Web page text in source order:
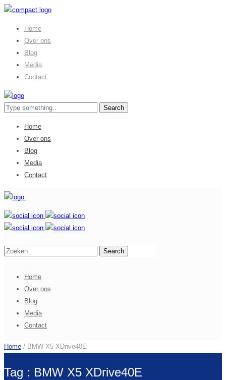
Home
Over ons
Blog
Media
Contact
Home
Over ons
Blog
Media
Contact
Home
Over ons
Blog
Media
Contact
Home / BMW X5 XDrive40E
Tag : BMW X5 XDrive40E